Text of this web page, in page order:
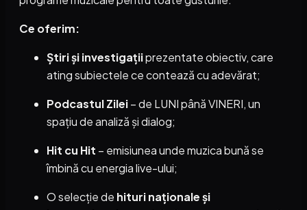
Ce oferim:
Știri și investigațiiprezentate obiectiv, care
ating subiectele ce contează cu adevărat;
Podcastul Zilei– de LUNI până VINERI, un
spațiu de analiză și dialog;
Hit cu Hit – emisiunea unde muzica bună se
îmbină cu energia live-ului;
O selecție de hituri naționale și